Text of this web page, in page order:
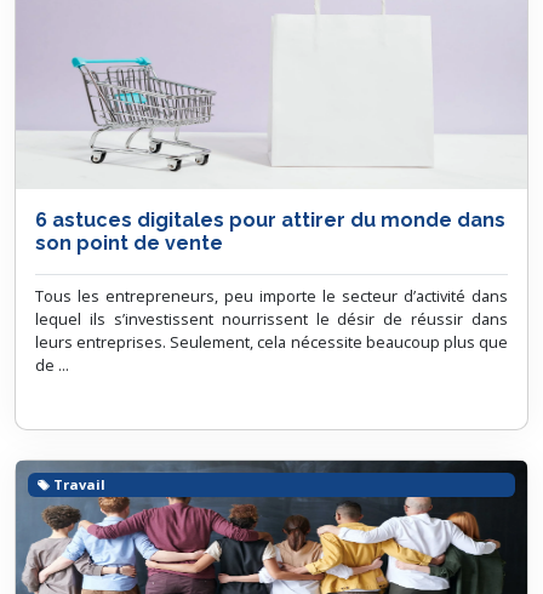
6 astuces digitales pour attirer du monde dans
son point de vente
Tous les entrepreneurs, peu importe le secteur d’activité dans
lequel ils s’investissent nourrissent le désir de réussir dans
leurs entreprises. Seulement, cela nécessite beaucoup plus que
de ...
Travail